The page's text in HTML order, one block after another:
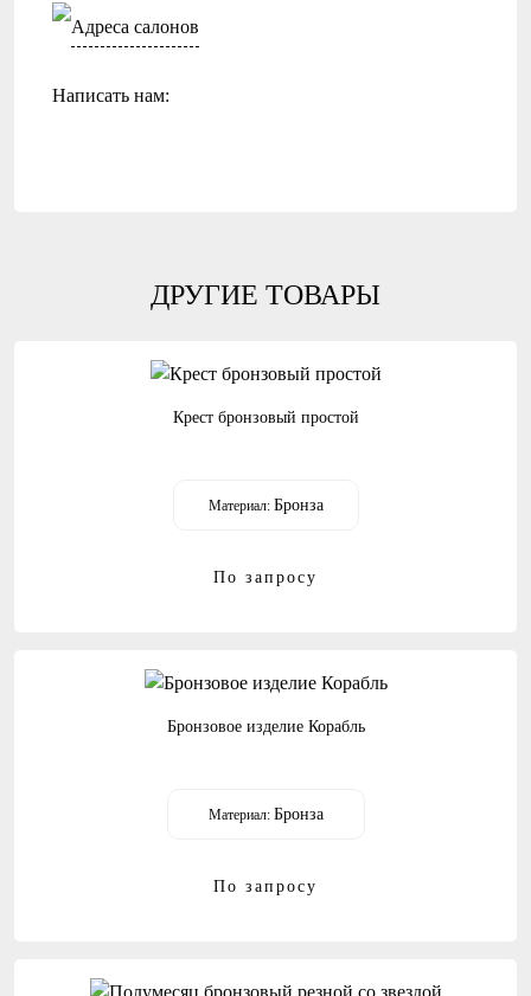
Адреса салонов
Написать нам:
ДРУГИЕ ТОВАРЫ
Крест бронзовый простой
Материал: Бронза
По запросу
Бронзовое изделие Корабль
Материал: Бронза
По запросу